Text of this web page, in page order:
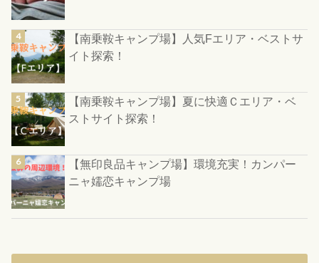
【南乗鞍キャンプ場】人気Fエリア・ベストサ
イト探索！
【南乗鞍キャンプ場】夏に快適Ｃエリア・ベ
ストサイト探索！
【無印良品キャンプ場】環境充実！カンパー
ニャ嬬恋キャンプ場